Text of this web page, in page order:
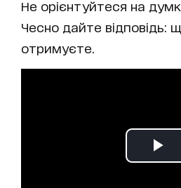
Не орієнтуйтеся на
Чесно дайте відповідь:
отримуєте.